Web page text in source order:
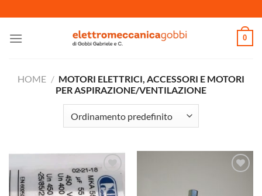
ai
contenuti
0
HOME / MOTORI ELETTRICI, ACCESSORI E MOTORI
PER ASPIRAZIONE/VENTILAZIONE